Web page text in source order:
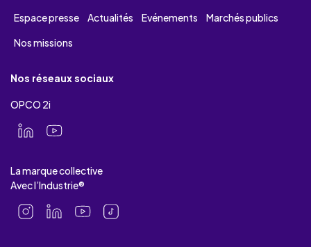
Espace presse
Actualités Evénements
Marchés publics
Nos missions
Nos réseaux sociaux
OPCO 2i
La marque collective
Avec l’Industrie®